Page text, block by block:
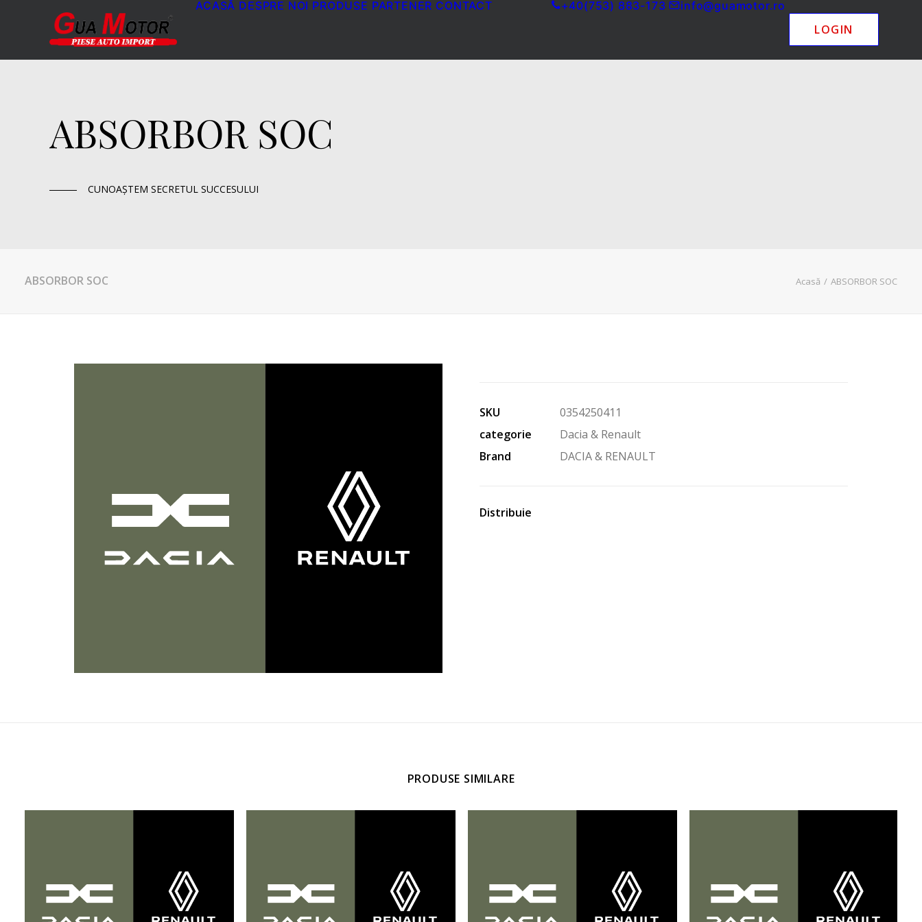
ACASĂ DESPRE NOI PRODUSE PARTENER CONTACT +40(753) 883-173 info@guamotor.ro
LOGIN
ABSORBOR SOC
CUNOAȘTEM SECRETUL SUCCESULUI
ABSORBOR SOC Acasă ABSORBOR SOC
SKU
0354250411
categorie
Dacia & Renault
Brand
DACIA & RENAULT
Distribuie
PRODUSE SIMILARE